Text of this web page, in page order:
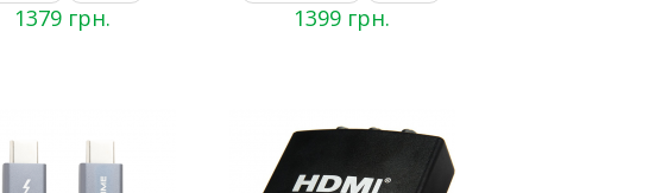
1379 грн. 1399 грн.